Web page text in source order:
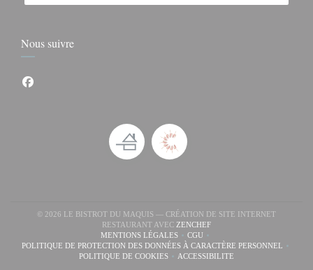
Nous suivre
Facebook ((ouvre une nouvelle fenêtre))
© 2026 LE BISTROT DU MAQUIS — CRÉATION DE SITE INTERNET
RESTAURANT AVEC ZENCHEF((OUVRE UNE NOUVELLE
MENTIONS LÉGALES((OUVRE UNE NOUVELLE FENÊTRE))
CGU((OUVRE UNE NOUVELLE
POLITIQUE DE PROTECTION DES DONNÉES À CARACTÈRE PERSONNEL
((OUVRE UNE NOUVELLE FENÊTRE))
POLITIQUE DE COOKIES((OUVRE UNE NOUVELLE FENÊTRE))
ACCESSIBILITE((OUVRE UNE NOUVELLE